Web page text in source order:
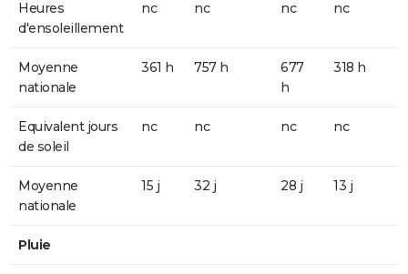
Heures
d'ensoleillement
nc nc nc nc
Moyenne
nationale
361 h 757 h
677
h
318 h
Equivalent jours
de soleil
nc nc nc nc
Moyenne
nationale
15 j 32 j 28 j 13 j
Pluie